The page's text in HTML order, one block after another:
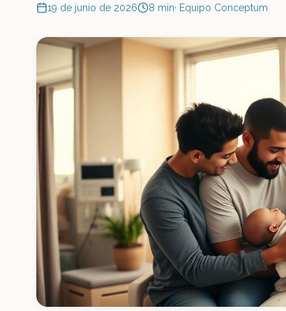
19 de junio de 2026 8 min· Equipo Conceptum